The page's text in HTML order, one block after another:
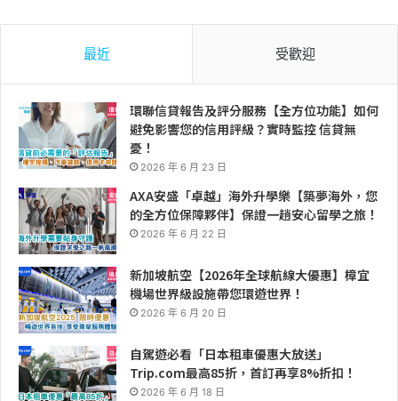
最近 受歡迎
環聯信貸報告及評分服務【全方位功能】如何
避免影響您的信用評級？實時監控 信貸無
憂！
2026 年 6 月 23 日
AXA安盛「卓越」海外升學樂【築夢海外，您
的全方位保障夥伴】保證一趟安心留學之旅！
2026 年 6 月 22 日
新加坡航空【2026年全球航線大優惠】樟宜
機場世界級設施帶您環遊世界！
2026 年 6 月 20 日
自駕遊必看「日本租車優惠大放送」
Trip.com最高85折，首訂再享8%折扣！
2026 年 6 月 18 日